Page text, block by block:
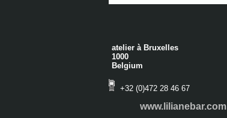
atelier à Bruxelles
1000
Belgium
+32 (0)472 28 46 67
www.lilianebar.com